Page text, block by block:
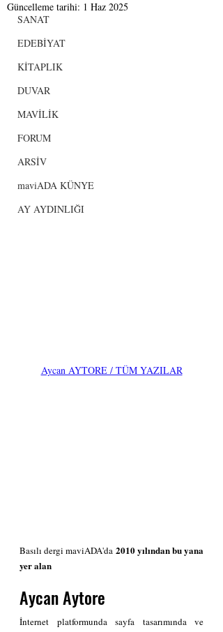
SANAT
EDEBİYAT
KİTAPLIK
DUVAR
MAVİLİK
FORUM
ARSİV
maviADA KÜNYE
AY AYDINLIĞI
Güncelleme tarihi: 1 Haz 2025
Aycan AYTORE / TÜM YAZILAR
Basılı dergi maviADA'da 2010 yılından bu yana
yer alan
Aycan Aytore